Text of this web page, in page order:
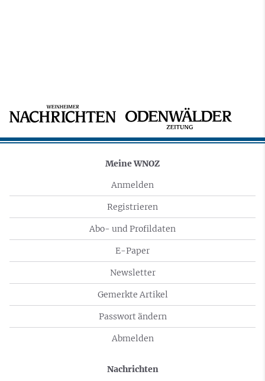
Meine WNOZ
Anmelden
Registrieren
Abo- und Profildaten
E-Paper
Newsletter
Gemerkte Artikel
Passwort ändern
Abmelden
Nachrichten